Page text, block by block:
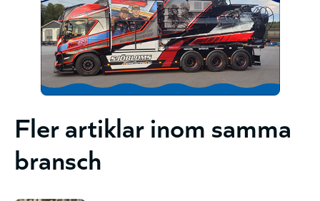
Fler artiklar inom samma
bransch